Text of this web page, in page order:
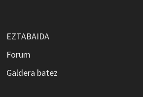
EZTABAIDA
Forum
Galdera batez